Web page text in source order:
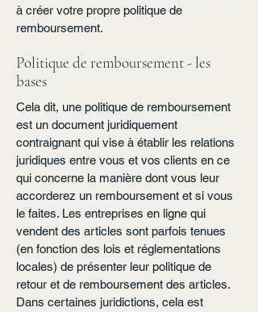
à créer votre propre politique de
remboursement.
Politique de remboursement - les
bases
Cela dit, une politique de remboursement
est un document juridiquement
contraignant qui vise à établir les relations
juridiques entre vous et vos clients en ce
qui concerne la manière dont vous leur
accorderez un remboursement et si vous
le faites. Les entreprises en ligne qui
vendent des articles sont parfois tenues
(en fonction des lois et réglementations
locales) de présenter leur politique de
retour et de remboursement des articles.
Dans certaines juridictions, cela est